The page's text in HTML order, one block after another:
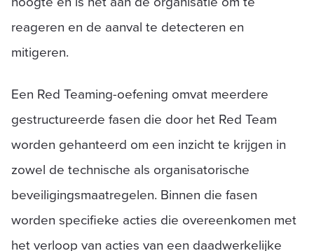
reageren en de aanval te detecteren en
mitigeren.
Een Red Teaming-oefening omvat meerdere
gestructureerde fasen die door het Red Team
worden gehanteerd om een inzicht te krijgen in
zowel de technische als organisatorische
beveiligingsmaatregelen. Binnen die fasen
worden specifieke acties die overeenkomen met
het verloop van acties van een daadwerkelijke